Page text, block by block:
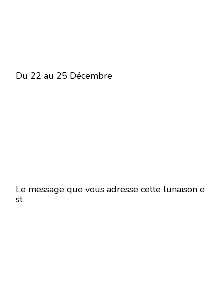
Du 22 au 25 Décembre
Le message que vous adresse cette lunaison e
st